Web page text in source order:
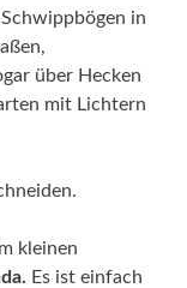
in
über Hecken
mit Lichtern
kleinen
Es ist einfach